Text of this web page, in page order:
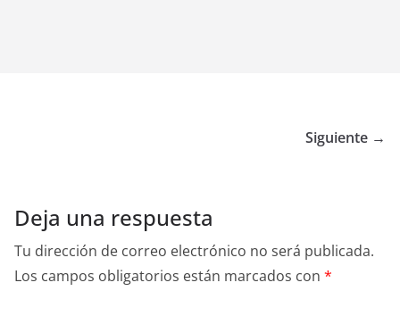
Siguiente →
Deja una respuesta
Tu dirección de correo electrónico no será publicada.
Los campos obligatorios están marcados con *